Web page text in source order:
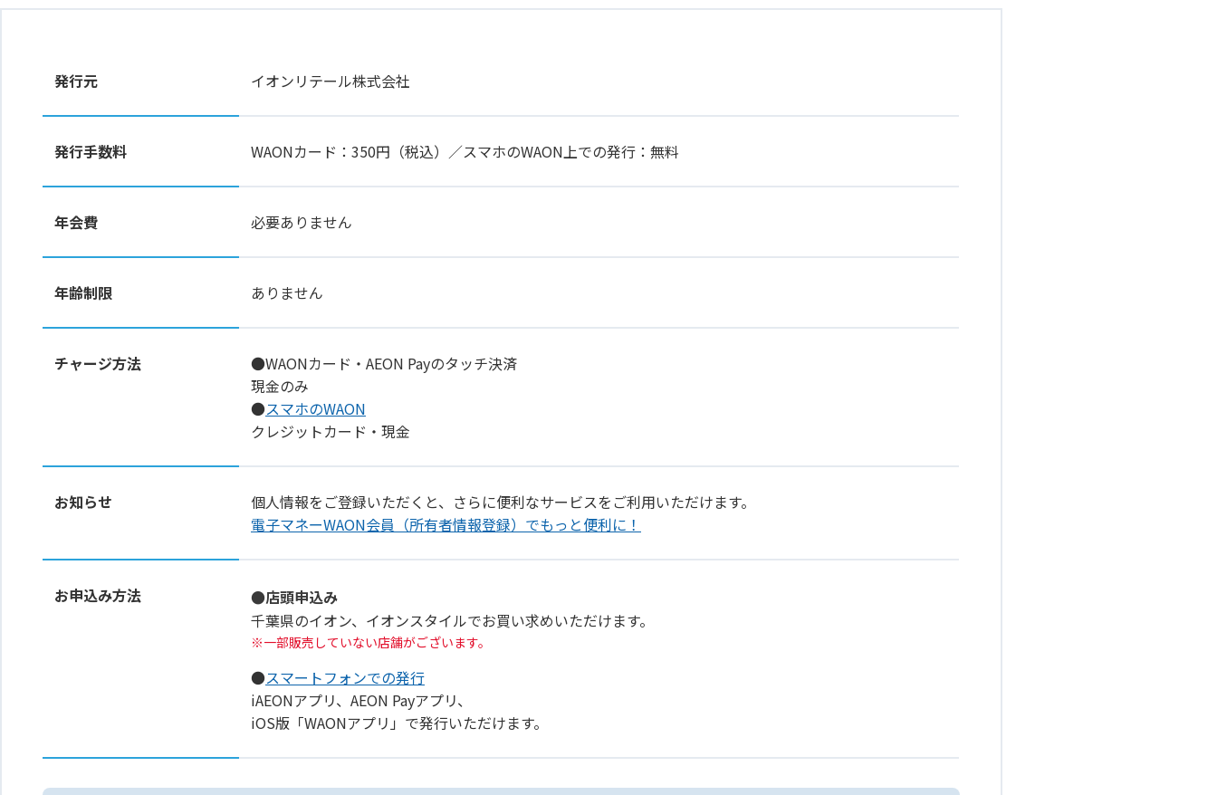
発行元 イオンリテール株式会社
発行手数料 WAONカード：350円（税込）／スマホのWAON上での発行：無料
年会費 必要ありません
年齢制限 ありません
チャージ方法
●WAONカード・AEON Payのタッチ決済
現金のみ
●スマホのWAON
クレジットカード・現金
お知らせ
個人情報をご登録いただくと、さらに便利なサービスをご利用いただけます。
電子マネーWAON会員（所有者情報登録）でもっと便利に！
お申込み方法
●店頭申込み
千葉県のイオン、イオンスタイルでお買い求めいただけます。
一部販売していない店舗がございます。
●スマートフォンでの発行
iAEONアプリ、AEON Payアプリ、
iOS版「WAONアプリ」で発行いただけます。